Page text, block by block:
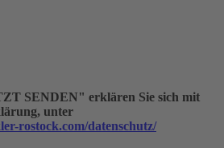
SENDEN" erklären Sie sich mit
unter
rostock.com/datenschutz/